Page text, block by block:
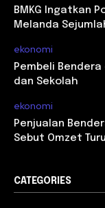
BMKG Ingatkan
Melanda
ekonomi
Pembeli
dan Sekolah
ekonomi
Penjualan
Sebut Omzet
CATEGORIES